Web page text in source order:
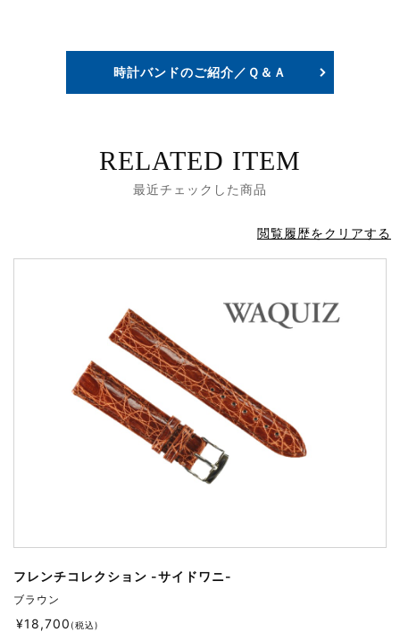
時計バンドのご紹介／Ｑ＆Ａ
RELATED ITEM
最近チェックした商品
閲覧履歴をクリアする
フレンチコレクション -サイドワニ-
ブラウン
¥18,700